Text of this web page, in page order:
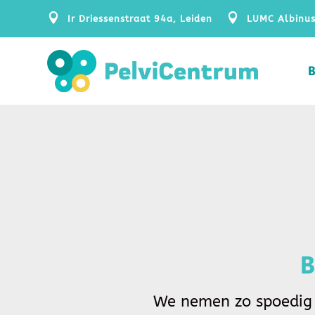
 Ir Driessenstraat 94a, Leiden  LUMC
We nemen zo